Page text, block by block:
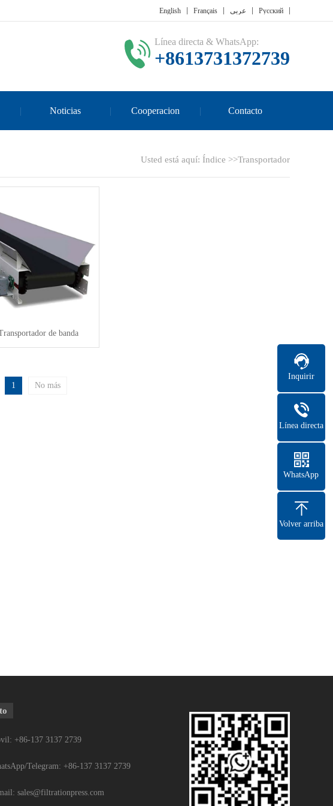
English Français عربي Русский
Línea directa & WhatsApp:
+8613731372739
Noticias Cooperacion Contacto
Usted está aquí: Índice >>Transportador
de banda
1 No más
+86-137 3137 2739
Telegram: +86-137 3137 2739
sales@filtrationpress.com
Inquirir
Línea directa
WhatsApp
Volver arriba